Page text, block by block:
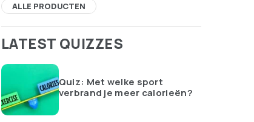
ALLE PRODUCTEN
LATEST QUIZZES
Quiz: Met welke sport
verbrand je meer calorieën?